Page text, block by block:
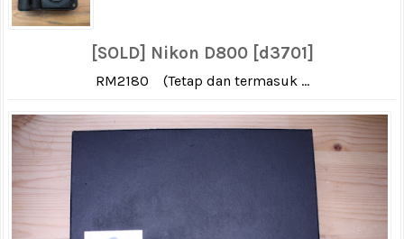
[SOLD] Nikon D800 [d3701]
RM2180 (Tetap dan termasuk ...